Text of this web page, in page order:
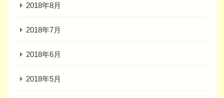
2018年8月
2018年7月
2018年6月
2018年5月